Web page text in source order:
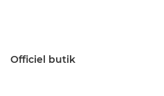
Officiel butik